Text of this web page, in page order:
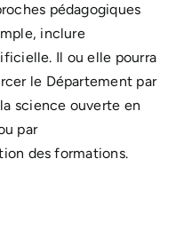
pédagogiques
inclure
Il ou elle pourra
le Département par
science ouverte en
par
des formations.